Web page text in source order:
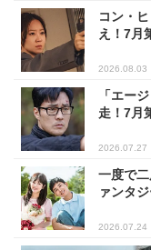
コン・
え！7月
2026.08.03
「エー
走！7月
2026.07.27
一度で
ァンタ
2026.07.24